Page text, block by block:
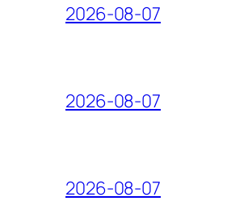
2026-08-07
2026-08-07
2026-08-07